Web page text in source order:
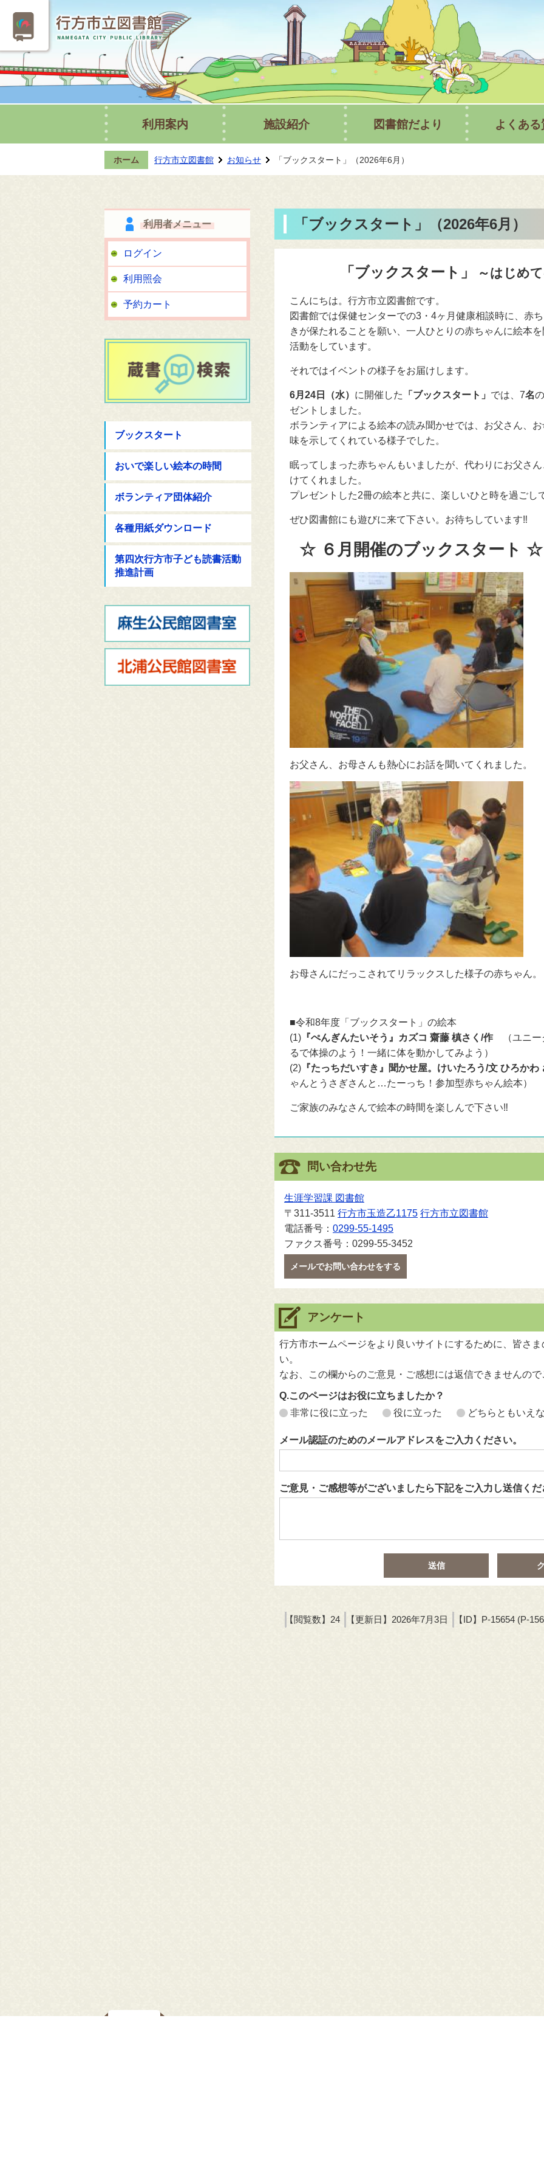
利用案内 施設紹介 図書館だより よくある
ホーム 行方市立図書館 お知らせ 「ブックスタート」（2026年6月）
利用者メニュー
ログイン
利用照会
予約カート
ブックスタート
おいで楽しい絵本の時間
ボランティア団体紹介
各種用紙ダウンロード
第四次行方市子ども読書活動
推進計画
「ブックスタート」（2026年6月）
「ブックスタート」 ～はじめ
こんにちは。行方市立図書館です。
図書館では保健センターでの3・4ヶ月健康相談時に、赤
きが保たれることを願い、一人ひとりの赤ちゃんに絵本
活動をしています。
それではイベントの様子をお届けします。
6月24日（水） に開催した 「ブックスタート」 では、7名
ゼントしました。
ボランティアによる絵本の読み聞かせでは、お父さん、
味を示してくれている様子でした。
眠ってしまった赤ちゃんもいましたが、代わりにお父さ
けてくれました。
プレゼントした2冊の絵本と共に、楽しいひと時を過ごし
ぜひ図書館にも遊びに来て下さい。お待ちしています‼
☆ ６月開催のブックスタート ☆
お父さん、お母さんも熱心にお話を聞いてくれまし
お母さんにだっこされてリラックスした様子の赤ちゃん。
■令和8年度「ブックスタート」の絵本
(1) 『ぺんぎんたいそう』カズコ 齋藤 槙さく/作
（ユニ
るで体操のよう！一緒に体を動かしてみよう）
(2) 『たっちだいすき』聞かせ屋。けいたろう/文 ひろか
ゃんとうさぎさんと…たーっち！参加型赤ちゃん絵本）
ご家族のみなさんで絵本の時間を楽しんで下さい‼
問い合わせ先
生涯学習課 図書館
〒311-3511 行方市玉造乙1175 行方市立図書館
電話番号： 0299-55-1495
ファクス番号：0299-55-3452
メールでお問い合わせをする
アンケート
行方市ホームページをより良いサイトにするために、皆さ
い。
なお、この欄からのご意見・ご感想には返信できませんの
Q.このページはお役に立ちましたか？
非常に役に立った
役に立った どちらともいえ
メール認証のためのメールアドレスをご入力ください。
ご意見・ご感想等がございましたら下記をご入力し送信くだ
【閲覧数】 24 【更新日】 2026年7月3日 【ID】 P-15654 (P-